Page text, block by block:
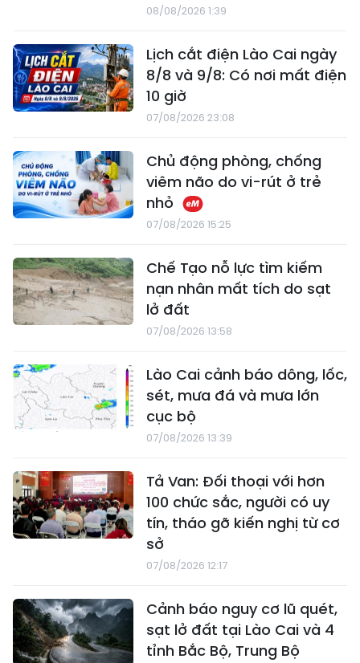
08/08/2026 1:39
Lịch cắt điện Lào Cai ngày
8/8 và 9/8: Có nơi mất điện
10 giờ
07/08/2026 23:08
Chủ động phòng, chống
viêm não do vi-rút ở trẻ
nhỏ
07/08/2026 15:25
Chế Tạo nỗ lực tìm kiếm
nạn nhân mất tích do sạt
lở đất
07/08/2026 13:58
Lào Cai cảnh báo dông, lốc,
sét, mưa đá và mưa lớn
cục bộ
07/08/2026 13:39
Tả Van: Đối thoại với hơn
100 chức sắc, người có uy
tín, tháo gỡ kiến nghị từ cơ
sở
07/08/2026 12:17
Cảnh báo nguy cơ lũ quét,
sạt lở đất tại Lào Cai và 4
tỉnh Bắc Bộ, Trung Bộ